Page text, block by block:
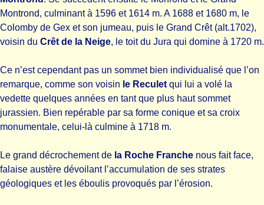
Montrond, culminant à 1596 et 1614 m. A 1688 et 1680 m, le
Colomby de Gex et son jumeau, puis le Grand Crêt (alt.1702),
voisin du Crêt de la Neige, le toit du Jura qui domine à 1720 m.
Ce n’est cependant pas un sommet bien individualisé que l’on
remarque, comme son voisin le Reculet qui lui a volé la
vedette quelques années en tant que plus haut sommet
jurassien. Bien repérable par sa forme conique et sa croix
monumentale, celui-là culmine à 1718 m.
Le grand décrochement de la Roche Franche nous fait face,
falaise austère dévoilant l’accumulation de ses strates
géologiques et les éboulis provoqués par l’érosion.